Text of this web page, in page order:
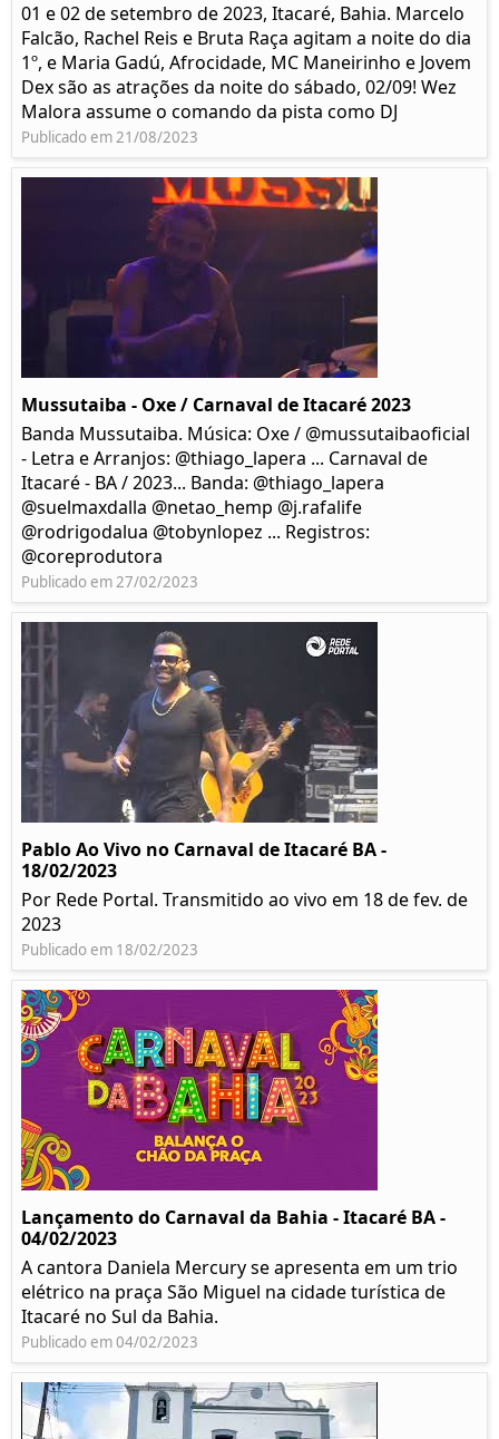
01 e 02 de setembro de 2023, Itacaré, Bahia. Marcelo
Falcão, Rachel Reis e Bruta Raça agitam a noite do dia
1º, e Maria Gadú, Afrocidade, MC Maneirinho e Jovem
Dex são as atrações da noite do sábado, 02/09! Wez
Malora assume o comando da pista como DJ
Publicado em 21/08/2023
Mussutaiba - Oxe / Carnaval de Itacaré 2023
Banda Mussutaiba. Música: Oxe / @mussutaibaoficial
- Letra e Arranjos: @thiago_lapera ... Carnaval de
Itacaré - BA / 2023... Banda: @thiago_lapera
@suelmaxdalla @netao_hemp @j.rafalife
@rodrigodalua @tobynlopez ... Registros:
@coreprodutora
Publicado em 27/02/2023
Pablo Ao Vivo no Carnaval de Itacaré BA -
18/02/2023
Por Rede Portal. Transmitido ao vivo em 18 de fev. de
2023
Publicado em 18/02/2023
Lançamento do Carnaval da Bahia - Itacaré BA -
04/02/2023
A cantora Daniela Mercury se apresenta em um trio
elétrico na praça São Miguel na cidade turística de
Itacaré no Sul da Bahia.
Publicado em 04/02/2023